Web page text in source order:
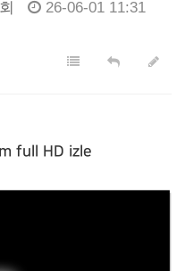
26-06-01 11:31
full HD izle